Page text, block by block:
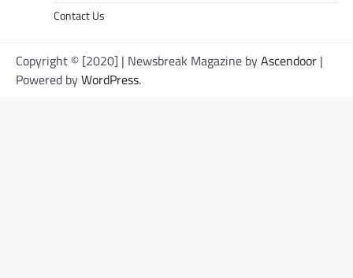
Contact Us
Copyright © [2020] | Newsbreak Magazine byAscendoor |
Powered byWordPress.